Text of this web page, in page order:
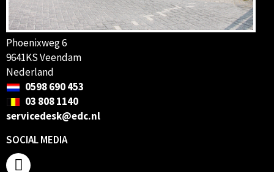
Phoenixweg 6
9641KS Veendam
Nederland
0598 690 453
03 808 1140
servicedesk@edc.nl
SOCIAL MEDIA